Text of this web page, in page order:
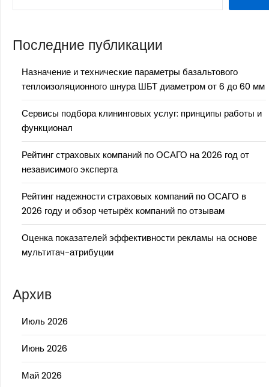
Последние публикации
Назначение и технические параметры базальтового
теплоизоляционного шнура ШБТ диаметром от 6 до 60 мм
Сервисы подбора клининговых услуг: принципы работы и
функционал
Рейтинг страховых компаний по ОСАГО на 2026 год от
независимого эксперта
Рейтинг надежности страховых компаний по ОСАГО в
2026 году и обзор четырёх компаний по отзывам
Оценка показателей эффективности рекламы на основе
мультитач-атрибуции
Архив
Июль 2026
Июнь 2026
Май 2026